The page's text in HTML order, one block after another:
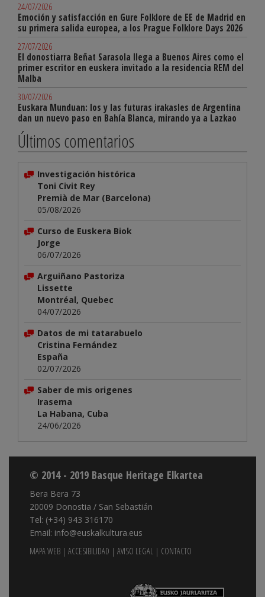
24/07/2026
Emoción y satisfacción en Gure Folklore de EE de Madrid en
su primera salida europea, a los Prague Folklore Days 2026
27/07/2026
El donostiarra Beñat Sarasola llega a Buenos Aires como el
primer escritor en euskera invitado a la residencia REM del
Malba
30/07/2026
Euskara Munduan: los y las futuras irakasles de Argentina
dan un nuevo paso en Bahía Blanca, mirando ya a Lazkao
Últimos comentarios
Investigación histórica
Toni Civit Rey
Premià de Mar (Barcelona)
05/08/2026
Curso de Euskera Biok
Jorge
06/07/2026
Arguiñano Pastoriza
Lissette
Montréal, Quebec
04/07/2026
Datos de mi tatarabuelo
Cristina Fernández
España
02/07/2026
Saber de mis origenes
Irasema
La Habana, Cuba
24/06/2026
© 2014 - 2019 Basque Heritage Elkartea
Bera Bera 73
20009 Donostia / San Sebastián
Tel: (+34) 943 316170
Email: info@euskalkultura.eus
MAPA WEB | ACCESIBILIDAD | AVISO LEGAL | CONTACTO